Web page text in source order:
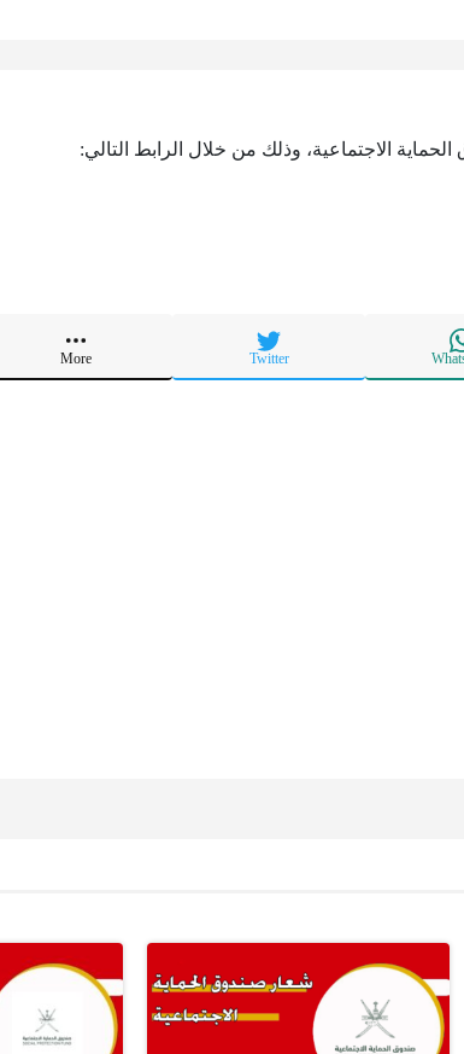
الاجتماعية، وذلك من خلال الرابط التالي:
Twitter
More